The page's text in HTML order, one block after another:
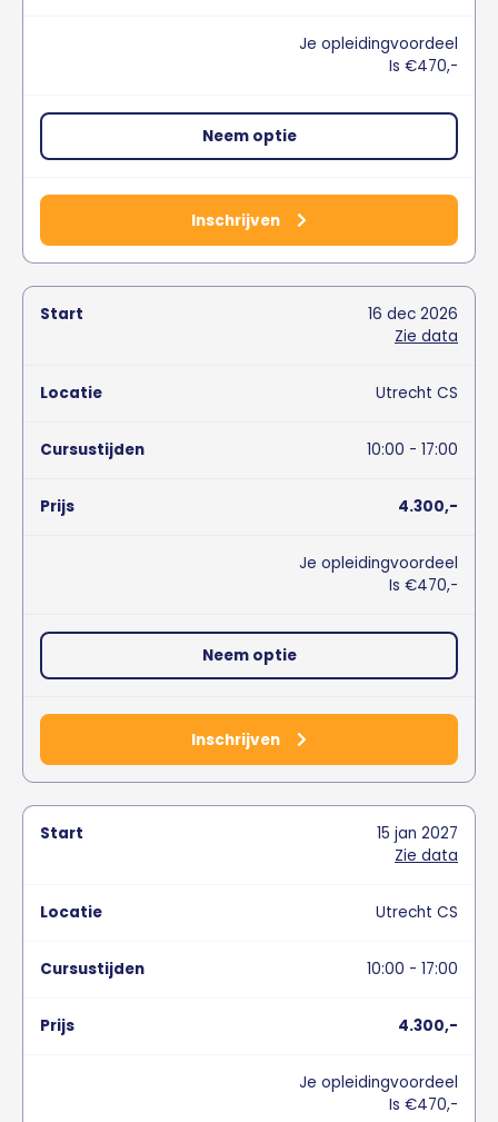
Je opleidingvoordeel
Is €470,-
Neem optie
Inschrijven
16 dec 2026
Zie data
Utrecht CS
10:00 - 17:00
4.300,-
Je opleidingvoordeel
Is €470,-
Neem optie
Inschrijven
15 jan 2027
Zie data
Utrecht CS
10:00 - 17:00
4.300,-
Je opleidingvoordeel
Is €470,-